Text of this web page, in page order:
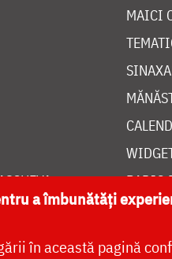
MAICI
RADIO
a îmbunătăți
în această pagină